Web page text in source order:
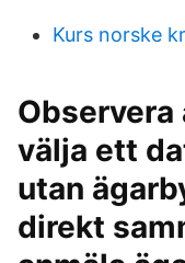
Kurs norske
välja ett
utan
direkt